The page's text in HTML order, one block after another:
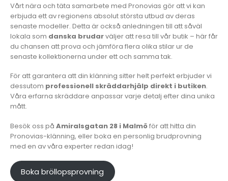
Vårt nära och täta samarbete med Pronovias gör att vi kan
erbjuda ett av regionens absolut största utbud av deras
senaste modeller. Detta är också anledningen till att såväl
lokala som danska brudarväljer att resa till vår butik – här får
du chansen att prova och jämföra flera olika stilar ur de
senaste kollektionerna under ett och samma tak.
För att garantera att din klänning sitter helt perfekt erbjuder vi
dessutom professionell skräddarhjälp direkt i butiken.
Våra erfarna skräddare anpassar varje detalj efter dina unika
mått.
Besök oss på Amiralsgatan 28 i Malmöför att hitta din
Pronovias-klänning, eller boka en personlig brudprovning
med en av våra experter redan idag!
Boka bröllopsprovning